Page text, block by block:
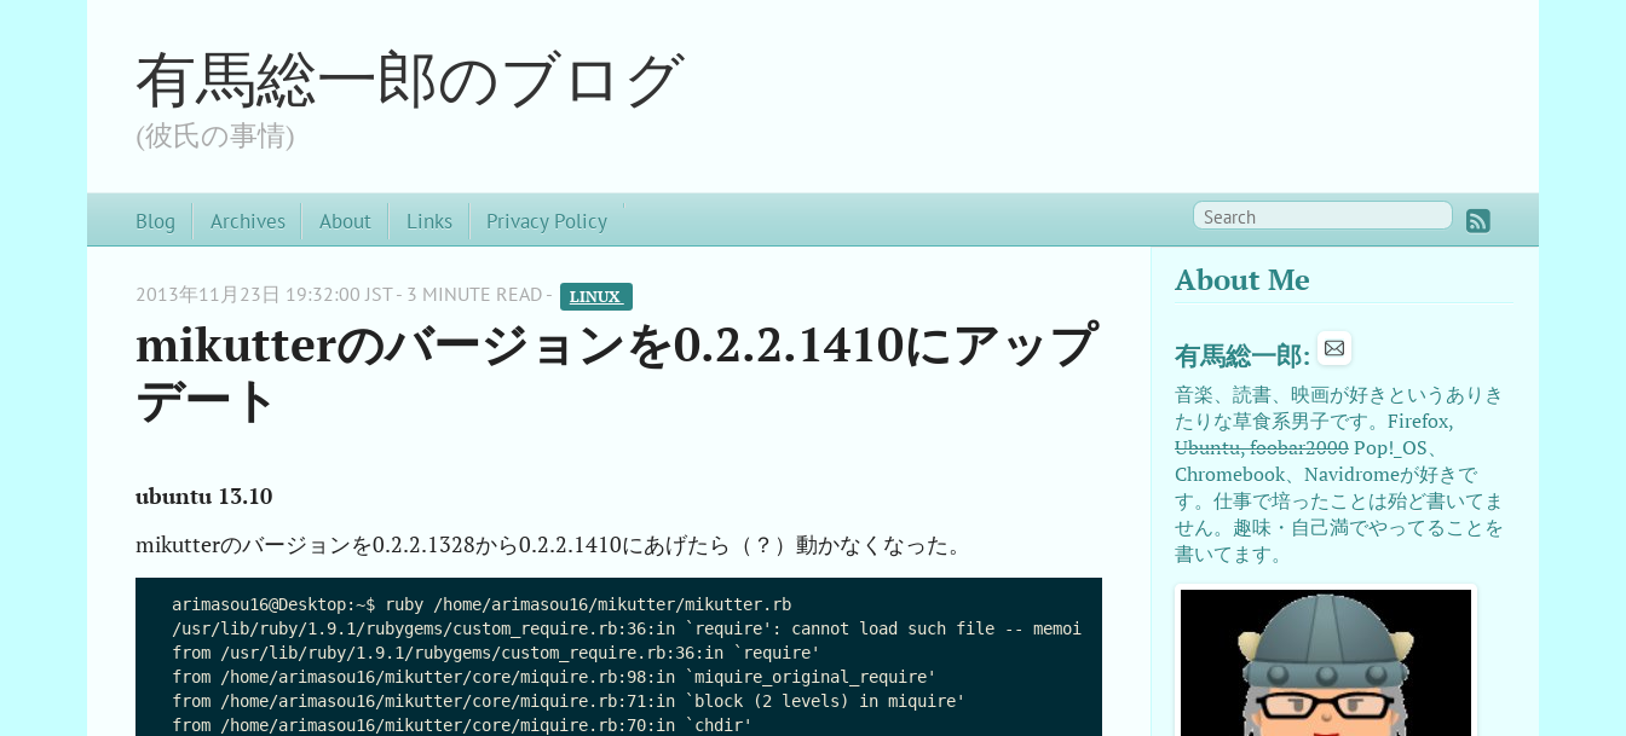
有馬総一郎のブログ
(彼氏の事情)
Blog Archives About Links Privacy Policy
2013年11月23日 19:32:00 JST - 3 MINUTE READ - LINUX
mikutterのバージョンを0.2.2.1410にアップ
デート
ubuntu 13.10
mikutterのバージョンを0.2.2.1328から0.2.2.1410にあげたら（？）動かなくなった。
arimasou16@Desktop:~$ ruby /home/arimasou16/mikutter/mikutter.rb
/usr/lib/ruby/1.9.1/rubygems/custom_require.rb:36:in `require': cannot load such file -- memoize (LoadError)
from /usr/lib/ruby/1.9.1/rubygems/custom_require.rb:36:in `require'
from /home/arimasou16/mikutter/core/miquire.rb:98:in `miquire_original_require'
from /home/arimasou16/mikutter/core/miquire.rb:71:in `block (2 levels) in miquire'
from /home/arimasou16/mikutter/core/miquire.rb:70:in `chdir'
About Me
有馬総一郎:
音楽、読書、映画が好きというありき
たりな草食系男子です。Firefox,
Ubuntu, foobar2000Pop!_OS、
Chromebook、Navidromeが好きで
す。仕事で培ったことは殆ど書いてま
せん。趣味・自己満でやってることを
書いてます。